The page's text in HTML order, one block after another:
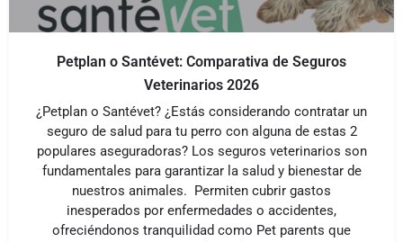
Petplan o Santévet: Comparativa de Seguros
Veterinarios 2026
¿Petplan o Santévet? ¿Estás considerando contratar un
seguro de salud para tu perro con alguna de estas 2
populares aseguradoras? Los seguros veterinarios son
fundamentales para garantizar la salud y bienestar de
nuestros animales. Permiten cubrir gastos
inesperados por enfermedades o accidentes,
ofreciéndonos tranquilidad como Pet parents que